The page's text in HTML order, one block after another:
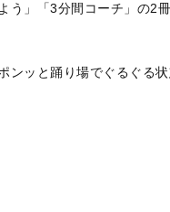
う」「3分間コーチ」の2
ッと踊り場でぐるぐる